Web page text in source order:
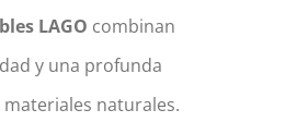
LAGO combinan
y una profunda
naturales.